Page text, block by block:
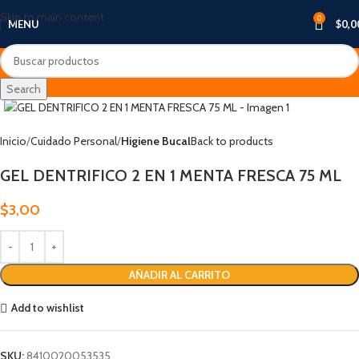
Skip to main content
MENU 0 $
Search
Inicio Cuidado Personal Higiene BucalBack to products
GEL DENTRIFICO 2 EN 1 MENTA FRESCA 75 ML
$3,00
AÑADIR AL CARRITO
Add to wishlist
SKU:8410020053535